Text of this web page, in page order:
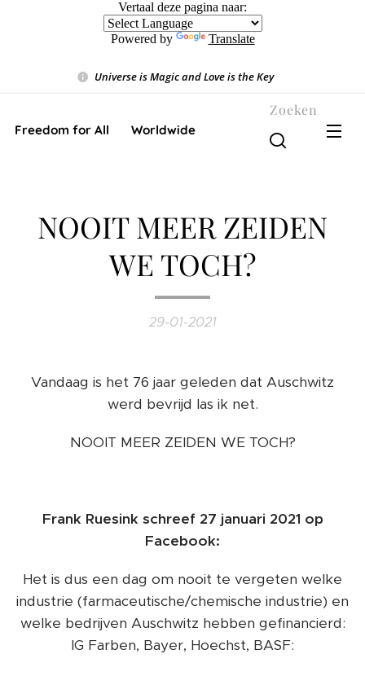
Vertaal deze pagina naar:
Powered by Translate
Universe is Magic and Love is the Key❤️
Freedom for All ❤️ Worldwide
Zoeken
NOOIT MEER ZEIDEN
WE TOCH?
29-01-2021
Vandaag is het 76 jaar geleden dat Auschwitz
werd bevrijd las ik net.
NOOIT MEER ZEIDEN WE TOCH?
Frank Ruesink schreef 27 januari 2021 op
Facebook:
Het is dus een dag om nooit te vergeten welke
industrie (farmaceutische/chemische industrie) en
welke bedrijven Auschwitz hebben gefinancierd:
IG Farben, Bayer, Hoechst, BASF: